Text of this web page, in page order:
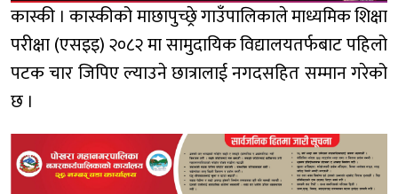
कास्की । कास्कीको माछापुच्छ्रे गाउँपालिकाले माध्यमिक शिक्षा
परीक्षा (एसइइ) २०८२ मा सामुदायिक विद्यालयतर्फबाट पहिलो
पटक चार जिपिए ल्याउने छात्रालाई नगदसहित सम्मान गरेको
छ ।